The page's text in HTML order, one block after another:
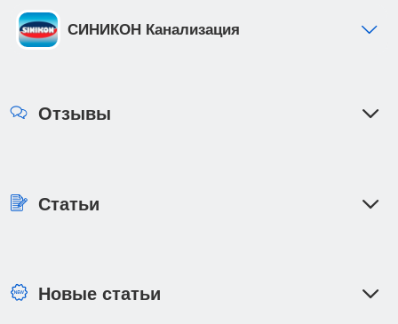
СИНИКОН Канализация
Отзывы
Статьи
Новые статьи